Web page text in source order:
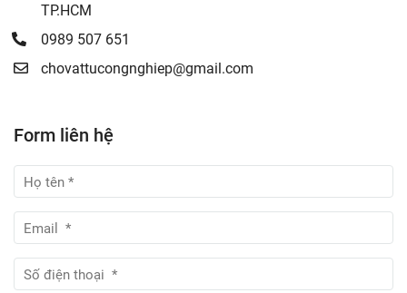
TP.HCM
0989 507 651
chovattucongnghiep@gmail.com
Form liên hệ